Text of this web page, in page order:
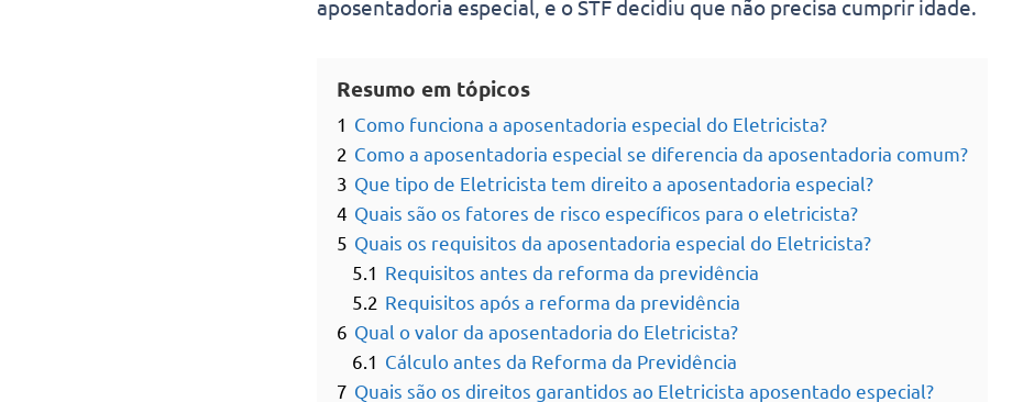
aposentadoria especial, e o STF decidiu que não precisa cumprir idade.
Resumo em tópicos
1 Como funciona a aposentadoria especial do Eletricista?
2 Como a aposentadoria especial se diferencia da aposentadoria comum?
3 Que tipo de Eletricista tem direito a aposentadoria especial?
4 Quais são os fatores de risco específicos para o eletricista?
5 Quais os requisitos da aposentadoria especial do Eletricista?
5.1 Requisitos antes da reforma da previdência
5.2 Requisitos após a reforma da previdência
6 Qual o valor da aposentadoria do Eletricista?
6.1 Cálculo antes da Reforma da Previdência
7 Quais são os direitos garantidos ao Eletricista aposentado especial?